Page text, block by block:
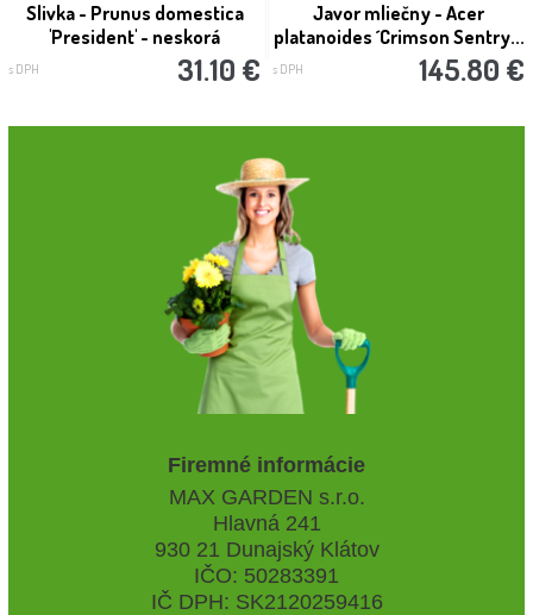
Slivka - Prunus domestica
'President' - neskorá
s DPH 31.10 €
Javor mliečny - Acer
platanoides ´Crimson Sentry...
s DPH 145.80 €
Firemné informácie
MAX GARDEN s.r.o.
Hlavná 241
930 21 Dunajský Klátov
IČO: 50283391
IČ DPH: SK2120259416